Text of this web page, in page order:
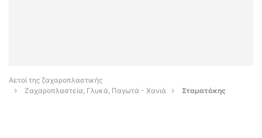
Αετοί της ζαχαροπλαστικής
Ζαχαροπλαστεία, Γλυκά, Παγωτά - Χανιά
Σταματάκης